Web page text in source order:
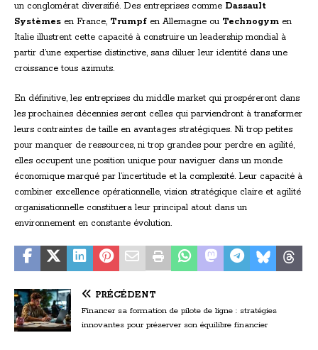
un conglomérat diversifié. Des entreprises comme Dassault
Systèmes en France, Trumpf en Allemagne ou Technogym en
Italie illustrent cette capacité à construire un leadership mondial à
partir d’une expertise distinctive, sans diluer leur identité dans une
croissance tous azimuts.
En définitive, les entreprises du middle market qui prospéreront dans
les prochaines décennies seront celles qui parviendront à transformer
leurs contraintes de taille en avantages stratégiques. Ni trop petites
pour manquer de ressources, ni trop grandes pour perdre en agilité,
elles occupent une position unique pour naviguer dans un monde
économique marqué par l’incertitude et la complexité. Leur capacité à
combiner excellence opérationnelle, vision stratégique claire et agilité
organisationnelle constituera leur principal atout dans un
environnement en constante évolution.
PRÉCÉDENT
Financer sa formation de pilote de ligne : stratégies
innovantes pour préserver son équilibre financier